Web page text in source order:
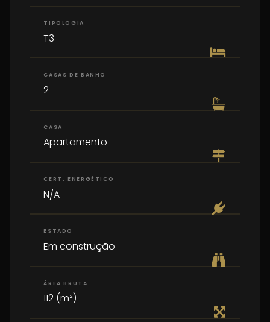
TIPOLOGIA
T3
CASAS DE BANHO
2
CASA
Apartamento
CERT. ENERGÉTICO
N/A
ESTADO
Em construção
ÁREA BRUTA
112 (m²)